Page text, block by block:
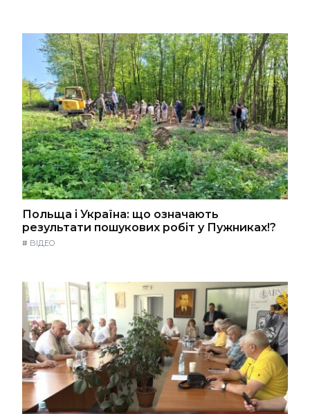
Польща і Україна: що означають
результати пошукових робіт у Пужниках!?
# ВІДЕО